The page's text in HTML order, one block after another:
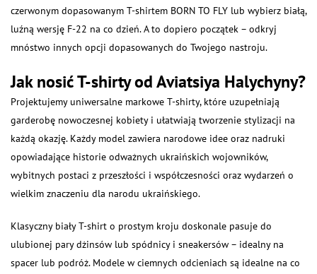
czerwonym dopasowanym T-shirtem BORN TO FLY lub wybierz białą,
luźną wersję F-22 na co dzień. A to dopiero początek – odkryj
mnóstwo innych opcji dopasowanych do Twojego nastroju.
Jak nosić T-shirty od Aviatsiya Halychyny?
Projektujemy uniwersalne markowe T-shirty, które uzupełniają
garderobę nowoczesnej kobiety i ułatwiają tworzenie stylizacji na
każdą okazję. Każdy model zawiera narodowe idee oraz nadruki
opowiadające historie odważnych ukraińskich wojowników,
wybitnych postaci z przeszłości i współczesności oraz wydarzeń o
wielkim znaczeniu dla narodu ukraińskiego.
Klasyczny biały T-shirt o prostym kroju doskonale pasuje do
ulubionej pary dżinsów lub spódnicy i sneakersów – idealny na
spacer lub podróż. Modele w ciemnych odcieniach są idealne na co